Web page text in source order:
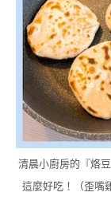
清晨小廚房的『烙
這麼好吃！（歪嘴